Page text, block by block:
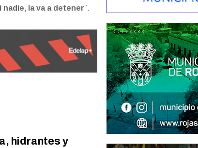
nadie, la va a detener”.
hidrantes y